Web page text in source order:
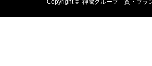
Copyright © 神蔵グループ 質・ブラ